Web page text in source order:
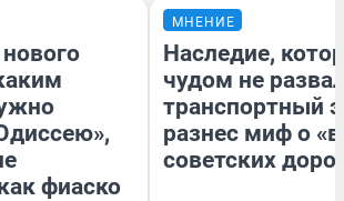
фиаско
МНЕНИЕ
Наследие,
чудом не
транспортный
разнес миф о
советских